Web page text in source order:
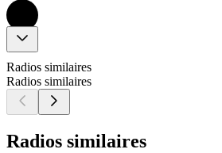
Radios similaires
Radios similaires
Radios similaires